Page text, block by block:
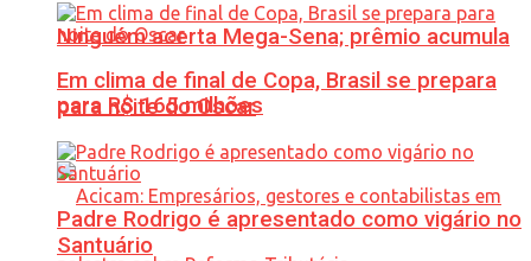
Ninguém acerta Mega-Sena; prêmio acumula
para R$ 165 milhões
Em clima de final de Copa, Brasil se prepara
para noite do Oscar
Padre Rodrigo é apresentado como vigário no
Santuário